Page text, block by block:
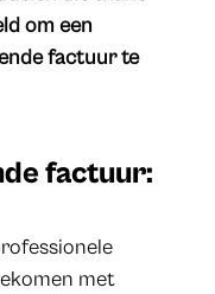
om een
factuur te
factuur:
met